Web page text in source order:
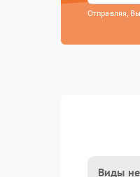
Отправляя,
Виды